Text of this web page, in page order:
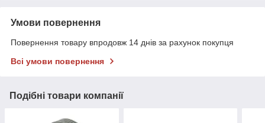
Умови повернення
Повернення товару впродовж 14 днів за рахунок покупця
Всі умови повернення
Подібні товари компанії